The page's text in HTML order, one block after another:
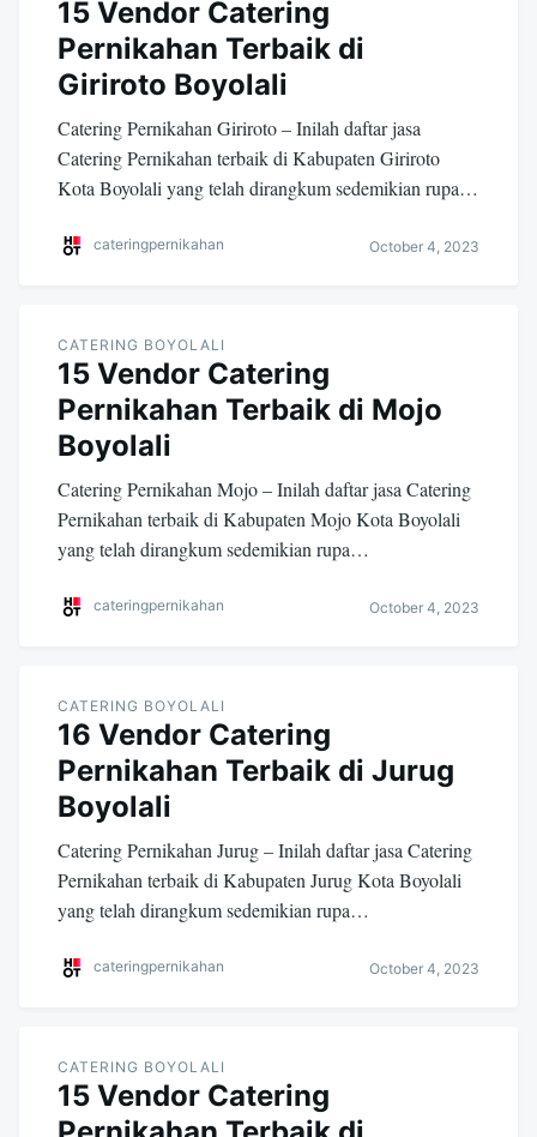
15 Vendor Catering
Pernikahan Terbaik di
Giriroto Boyolali
Catering Pernikahan Giriroto – Inilah daftar jasa
Catering Pernikahan terbaik di Kabupaten Giriroto
Kota Boyolali yang telah dirangkum sedemikian rupa…
cateringpernikahan October 4, 2023
CATERING BOYOLALI
15 Vendor Catering
Pernikahan Terbaik di Mojo
Boyolali
Catering Pernikahan Mojo – Inilah daftar jasa Catering
Pernikahan terbaik di Kabupaten Mojo Kota Boyolali
yang telah dirangkum sedemikian rupa…
cateringpernikahan October 4, 2023
CATERING BOYOLALI
16 Vendor Catering
Pernikahan Terbaik di Jurug
Boyolali
Catering Pernikahan Jurug – Inilah daftar jasa Catering
Pernikahan terbaik di Kabupaten Jurug Kota Boyolali
yang telah dirangkum sedemikian rupa…
cateringpernikahan October 4, 2023
CATERING BOYOLALI
15 Vendor Catering